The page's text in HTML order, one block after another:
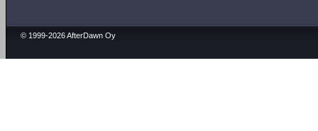
© 1999-2026 AfterDawn Oy